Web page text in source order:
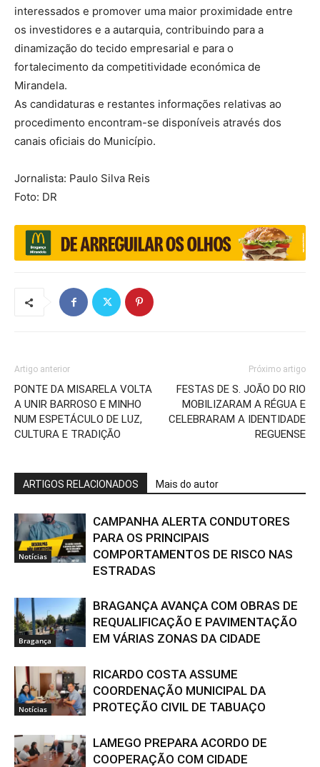
interessados e promover uma maior proximidade entre
os investidores e a autarquia, contribuindo para a
dinamização do tecido empresarial e para o
fortalecimento da competitividade económica de
Mirandela.
As candidaturas e restantes informações relativas ao
procedimento encontram-se disponíveis através dos
canais oficiais do Município.
Jornalista: Paulo Silva Reis
Foto: DR
Artigo anterior
PONTE DA MISARELA VOLTA
A UNIR BARROSO E MINHO
NUM ESPETÁCULO DE LUZ,
CULTURA E TRADIÇÃO
Próximo artigo
FESTAS DE S. JOÃO DO RIO
MOBILIZARAM A RÉGUA E
CELEBRARAM A IDENTIDADE
REGUENSE
ARTIGOS RELACIONADOS Mais do autor
Notícias
CAMPANHA ALERTA CONDUTORES
PARA OS PRINCIPAIS
COMPORTAMENTOS DE RISCO NAS
ESTRADAS
Bragança
BRAGANÇA AVANÇA COM OBRAS DE
REQUALIFICAÇÃO E PAVIMENTAÇÃO
EM VÁRIAS ZONAS DA CIDADE
Notícias
RICARDO COSTA ASSUME
COORDENAÇÃO MUNICIPAL DA
PROTEÇÃO CIVIL DE TABUAÇO
LAMEGO PREPARA ACORDO DE
COOPERAÇÃO COM CIDADE